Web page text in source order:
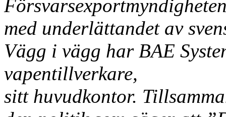
med underlättandet av
Vägg i vägg har BAE
vapentillverkare,
sitt huvudkontor.